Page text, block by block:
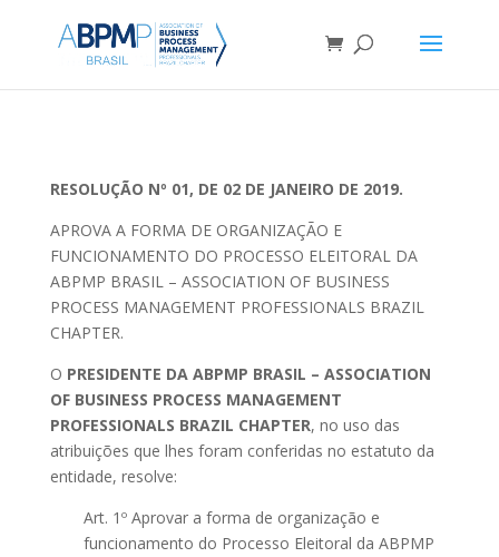
RESOLUÇÃO Nº 01, DE 02 DE JANEIRO DE 2019.
APROVA A FORMA DE ORGANIZAÇÃO E
FUNCIONAMENTO DO PROCESSO ELEITORAL DA
ABPMP BRASIL – ASSOCIATION OF BUSINESS
PROCESS MANAGEMENT PROFESSIONALS BRAZIL
CHAPTER.
O PRESIDENTE DA ABPMP BRASIL – ASSOCIATION
OF BUSINESS PROCESS MANAGEMENT
PROFESSIONALS BRAZIL CHAPTER, no uso das
atribuições que lhes foram conferidas no estatuto da
entidade, resolve:
Art. 1º Aprovar a forma de organização e
funcionamento do Processo Eleitoral da ABPMP